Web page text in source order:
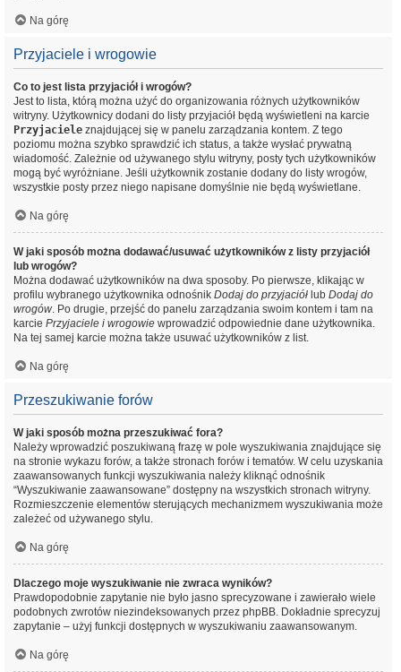
Na górę
Przyjaciele i wrogowie
Co to jest lista przyjaciół i wrogów?
Jest to lista, którą można użyć do organizowania różnych użytkowników
witryny. Użytkownicy dodani do listy przyjaciół będą wyświetleni na karcie
Przyjaciele znajdującej się w panelu zarządzania kontem. Z tego
poziomu można szybko sprawdzić ich status, a także wysłać prywatną
wiadomość. Zależnie od używanego stylu witryny, posty tych użytkowników
mogą być wyróżniane. Jeśli użytkownik zostanie dodany do listy wrogów,
wszystkie posty przez niego napisane domyślnie nie będą wyświetlane.
Na górę
W jaki sposób można dodawać/usuwać użytkowników z listy przyjaciół
lub wrogów?
Można dodawać użytkowników na dwa sposoby. Po pierwsze, klikając w
profilu wybranego użytkownika odnośnik Dodaj do przyjaciół lub Dodaj do
wrogów. Po drugie, przejść do panelu zarządzania swoim kontem i tam na
karcie Przyjaciele i wrogowie wprowadzić odpowiednie dane użytkownika.
Na tej samej karcie można także usuwać użytkowników z list.
Na górę
Przeszukiwanie forów
W jaki sposób można przeszukiwać fora?
Należy wprowadzić poszukiwaną frazę w pole wyszukiwania znajdujące się
na stronie wykazu forów, a także stronach forów i tematów. W celu uzyskania
zaawansowanych funkcji wyszukiwania należy kliknąć odnośnik
“Wyszukiwanie zaawansowane” dostępny na wszystkich stronach witryny.
Rozmieszczenie elementów sterujących mechanizmem wyszukiwania może
zależeć od używanego stylu.
Na górę
Dlaczego moje wyszukiwanie nie zwraca wyników?
Prawdopodobnie zapytanie nie było jasno sprecyzowane i zawierało wiele
podobnych zwrotów niezindeksowanych przez phpBB. Dokładnie sprecyzuj
zapytanie – użyj funkcji dostępnych w wyszukiwaniu zaawansowanym.
Na górę